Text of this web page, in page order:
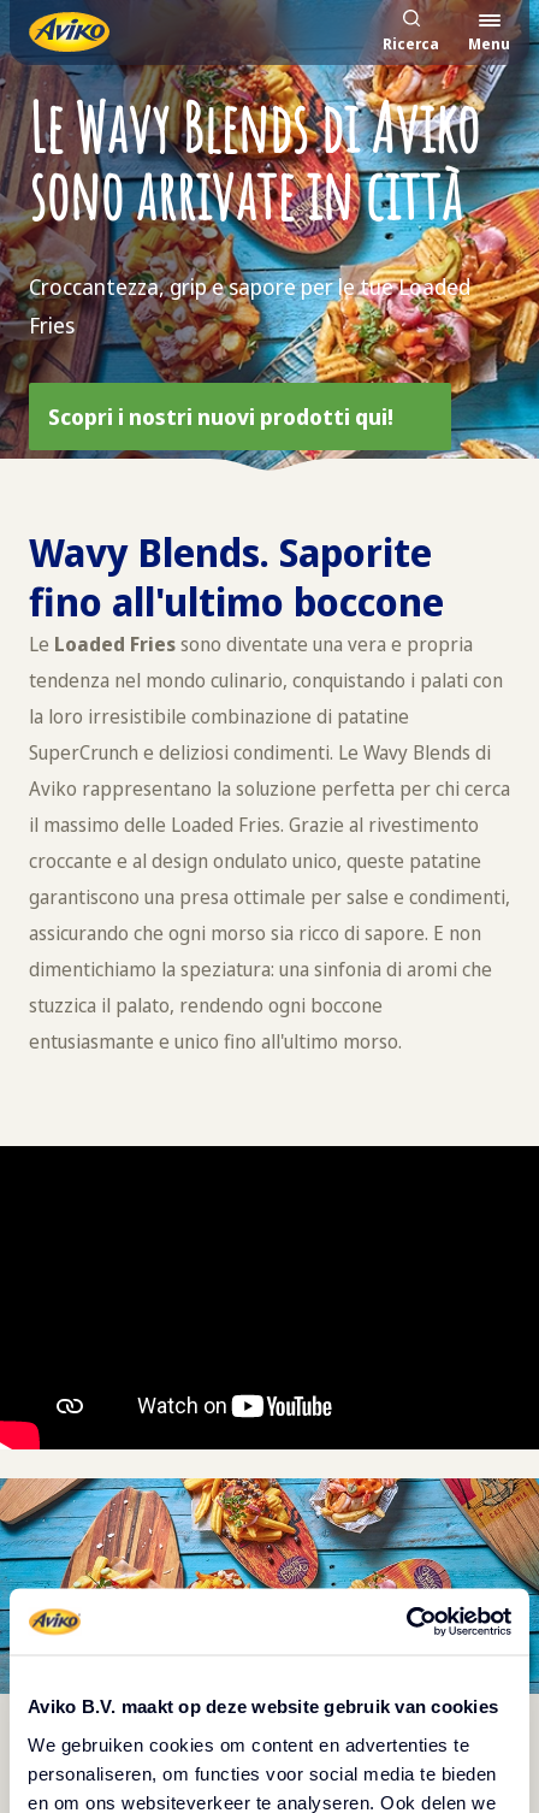
Aviko B.V. maakt op deze website gebruik van cookies
We gebruiken cookies om content en advertenties te
personaliseren, om functies voor social media te bieden
en om ons websiteverkeer te analyseren. Ook delen we
Ricerca Menu
Le Wavy Blends di Aviko
sono arrivate in città
Croccantezza, grip e sapore per le tue Loaded
Fries
Scopri i nostri nuovi prodotti qui!
Wavy Blends. Saporite
fino all'ultimo boccone
Le Loaded Friessono diventate una vera e propria
tendenza nel mondo culinario, conquistando i palati con
la loro irresistibile combinazione di patatine
SuperCrunch e deliziosi condimenti. Le Wavy Blends di
Aviko rappresentano la soluzione perfetta per chi cerca
il massimo delle Loaded Fries. Grazie al rivestimento
croccante e al design ondulato unico, queste patatine
garantiscono una presa ottimale per salse e condimenti,
assicurando che ogni morso sia ricco di sapore. E non
dimentichiamo la speziatura: una sinfonia di aromi che
stuzzica il palato, rendendo ogni boccone
entusiasmante e unico fino all'ultimo morso.
Scoprile subito!